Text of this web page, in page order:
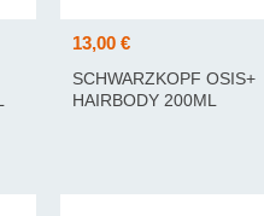
13,00 €
SCHWARZKOPF OSIS+
HAIRBODY 200ML